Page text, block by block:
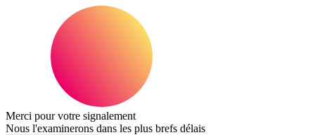
Merci pour votre signalement
Nous l'examinerons dans les plus brefs délais